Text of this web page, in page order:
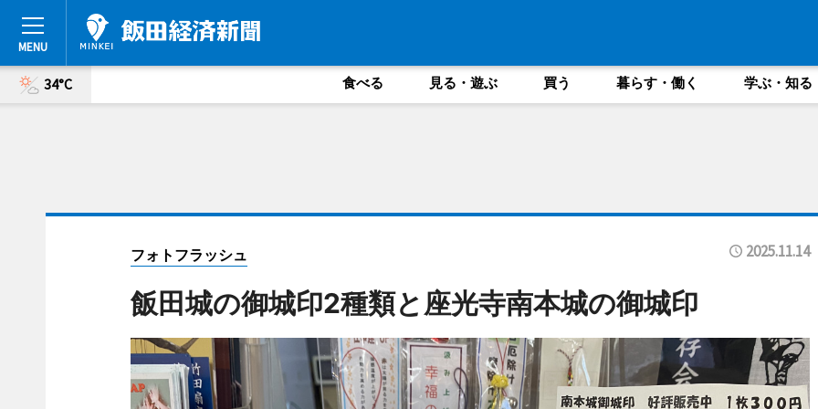
34°C 食べる 見る・遊ぶ 買う 暮らす・働く 学ぶ・知る
フォトフラッシュ 2025.11.14
飯田城の御城印2種類と座光寺南本城の御城印